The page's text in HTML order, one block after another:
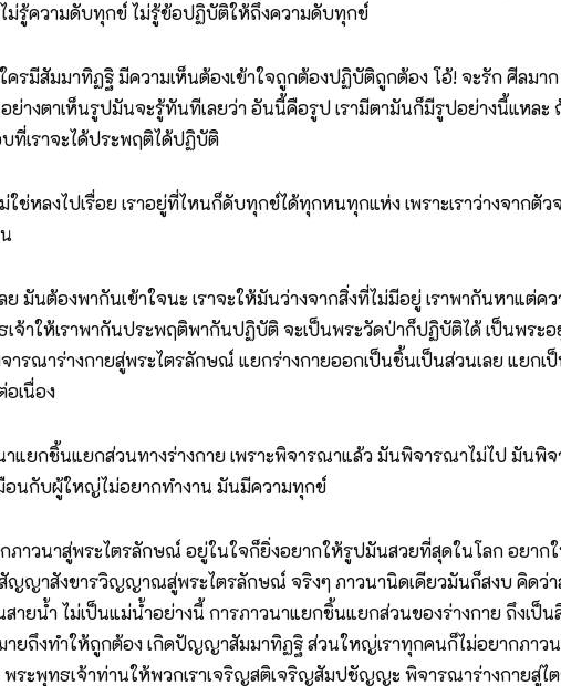
ไม่รู้ความดับทุกข์ ไม่รู้ข้อปฏิบัติให้ถึงความดับทุกข์
รมีสัมมาทิฏฐิ มีความเห็นต้องเข้าใจถูกต้องปฏิบัติถูกต้อง โอ้! จะรัก ศีลมา
างตาเห็นรูปมันจะรู้ทันทีเลยว่า อันนี้คือรูป เรามีตามันก็มีรูปอย่างนี้แหล
ที่เราจะได้ประพฤติได้ปฏิบัติ
ช่หลงไปเรื่อย เราอยู่ที่ไหนก็ดับทุกข์ได้ทุกหนทุกแห่ง เพราะเราว่างจากตัว
มันต้องพากันเข้าใจนะ เราจะให้มันว่างจากสิ่งที่ไม่มีอยู่ เราพากันหาแต่ค
เจ้าให้เราพากันประพฤติพากันปฏิบัติ จะเป็นพระวัดป่าก็ปฏิบัติได้ เป็นพระ
รณาร่างกายสู่พระไตรลักษณ์ แยกร่างกายออกเป็นชิ้นเป็นส่วนเลย แยกเ
เนื่อง
นาแยกชิ้นแยกส่วนทางร่างกาย เพราะพิจารณาแล้ว มันพิจารณาไม่ไป มัน
อนกับผู้ใหญ่ไม่อยากทำงาน มันมีความทุกข์
ภาวนาสู่พระไตรลักษณ์ อยู่ในใจก็ยิ่งอยากให้รูปมันสวยที่สุดในโลก อยาก
ญญาสังขารวิญญาณสู่พระไตรลักษณ์ จริงๆ ภาวนานิดเดียวมันก็สงบ คิดว่
ายน้ำ ไม่เป็นแม่น้ำอย่างนี้ การภาวนาแยกชิ้นแยกส่วนของร่างกาย ถึงเ
ายถึงทำให้ถูกต้อง เกิดปัญญาสัมมาทิฏฐิ ส่วนใหญ่เราทุกคนก็ไม่อยากภา
ะพุทธเจ้าท่านให้พวกเราเจริญสติเจริญสัมปชัญญะ พิจารณาร่างกายสู่